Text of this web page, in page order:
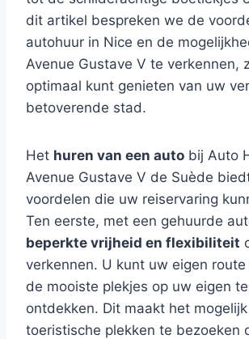
dit artikel bespreken we de
autohuur in Nice en de
Avenue Gustave V te verkennen,
optimaal kunt genieten van uw
betoverende stad.
Het huren van een auto bij Auto
Avenue Gustave V de Suède
voordelen die uw reiservaring
Ten eerste, met een gehuurde
beperkte vrijheid en flexibiliteit
verkennen. U kunt uw eigen
de mooiste plekjes op uw eigen
ontdekken. Dit maakt het
toeristische plekken te bezoeken